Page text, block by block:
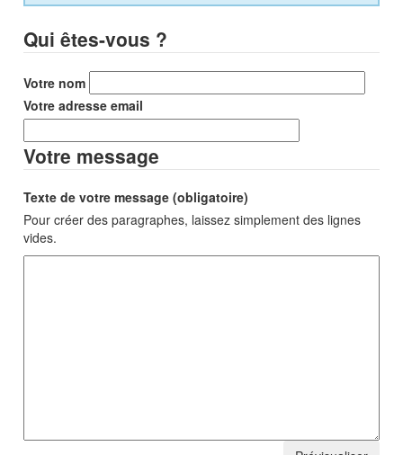
Qui êtes-vous ?
Votre nom
Votre adresse email
Votre message
Texte de votre message (obligatoire)
Pour créer des paragraphes, laissez simplement des lignes
vides.